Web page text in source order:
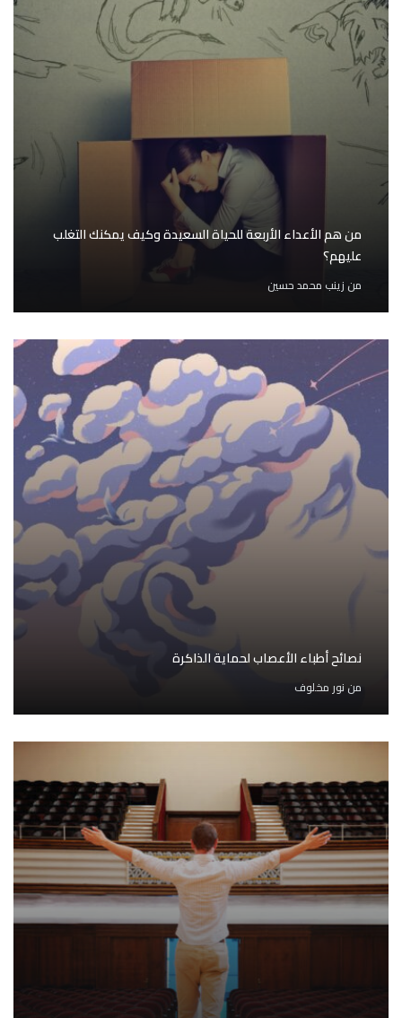
من هم الأعداء الأربعة للحياة السعيدة وكيف يمكنك التغلب
عليهم؟
من زينب محمد حسين
نصائح أطباء الأعصاب لحماية الذاكرة
من نور مخلوف